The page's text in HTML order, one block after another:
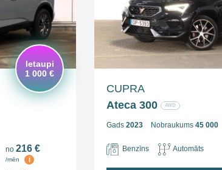
Ietaupi
1 000 €
no 216 €
/mēn
i
CUPRA
Ateca 300
4WD
Gads 2023 Nobraukums 45 000
Benzīns Automāts